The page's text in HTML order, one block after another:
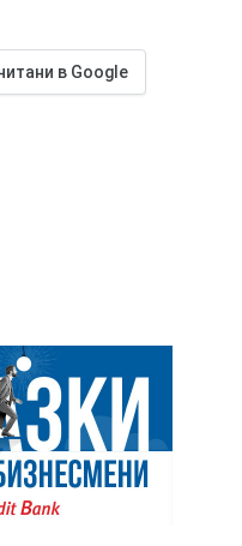
в Google